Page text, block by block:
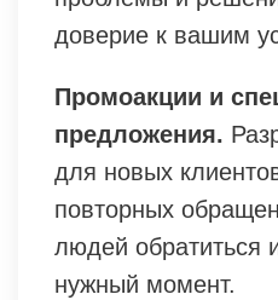
доверие к вашим
Промоакции и
предложения.
для новых
повторных
людей обратиться
нужный момент.